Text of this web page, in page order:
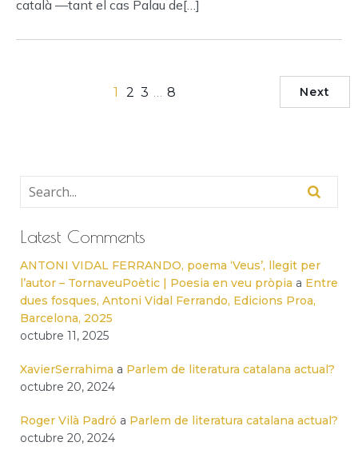
català —tant el cas Palau de[…]
1 2 3 8 Next
Latest Comments
ANTONI VIDAL FERRANDO, poema ‘Veus’, llegit per
l’autor – TornaveuPoètic | Poesia en veu pròpia a Entre
dues fosques, Antoni Vidal Ferrando, Edicions Proa,
Barcelona, 2025
octubre 11, 2025
XavierSerrahima a Parlem de literatura catalana actual?
octubre 20, 2024
Roger Vilà Padró a Parlem de literatura catalana actual?
octubre 20, 2024